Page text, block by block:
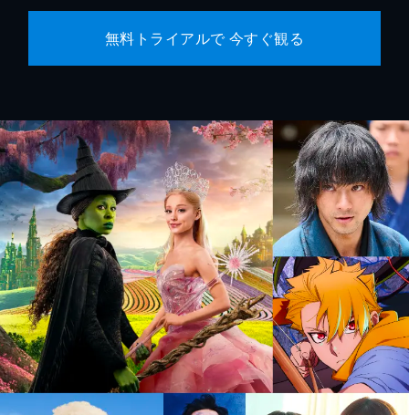
無料トライアルで 今すぐ観る